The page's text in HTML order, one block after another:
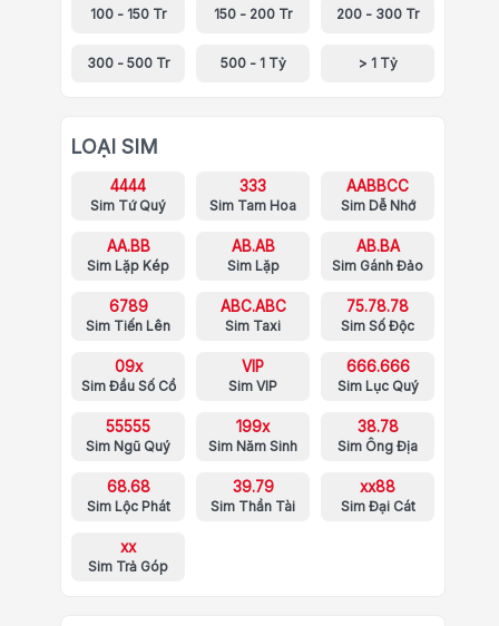
100 - 150 Tr 150 - 200 Tr 200 - 300 Tr
300 - 500 Tr 500 - 1 Tỷ > 1 Tỷ
LOẠI SIM
4444
Sim Tứ Quý
333
Sim Tam Hoa
AABBCC
Sim Dễ Nhớ
AA.BB
Sim Lặp Kép
AB.AB
Sim Lặp
AB.BA
Sim Gánh Đảo
6789
Sim Tiến Lên
ABC.ABC
Sim Taxi
75.78.78
Sim Số Độc
09x
Sim Đầu Số Cổ
VIP
Sim VIP
666.666
Sim Lục Quý
55555
Sim Ngũ Quý
199x
Sim Năm Sinh
38.78
Sim Ông Địa
68.68
Sim Lộc Phát
39.79
Sim Thần Tài
xx88
Sim Đại Cát
xx
Sim Trả Góp